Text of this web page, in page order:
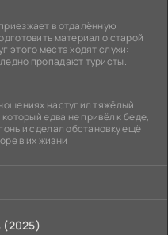
в отдалённую
материал о старой
этого места ходят слухи:
пропадают туристы.
наступил тяжёлый
едва не привёл к беде,
и сделал обстановку ещё
в их жизни
(2025)